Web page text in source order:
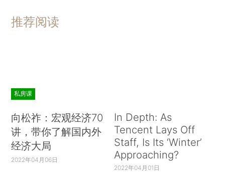
推荐阅读
私房课
向松祚：宏观经济70
讲，带你了解国内外
经济大局
2022年04月06日
In Depth: As
Tencent Lays Off
Staff, Is Its ‘Winter’
Approaching?
2022年04月01日